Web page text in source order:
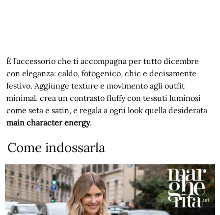
È l’accessorio che ti accompagna per tutto dicembre
con eleganza: caldo, fotogenico, chic e decisamente
festivo. Aggiunge texture e movimento agli outfit
minimal, crea un contrasto fluffy con tessuti luminosi
come seta e satin, e regala a ogni look quella desiderata
main character energy.
Come indossarla